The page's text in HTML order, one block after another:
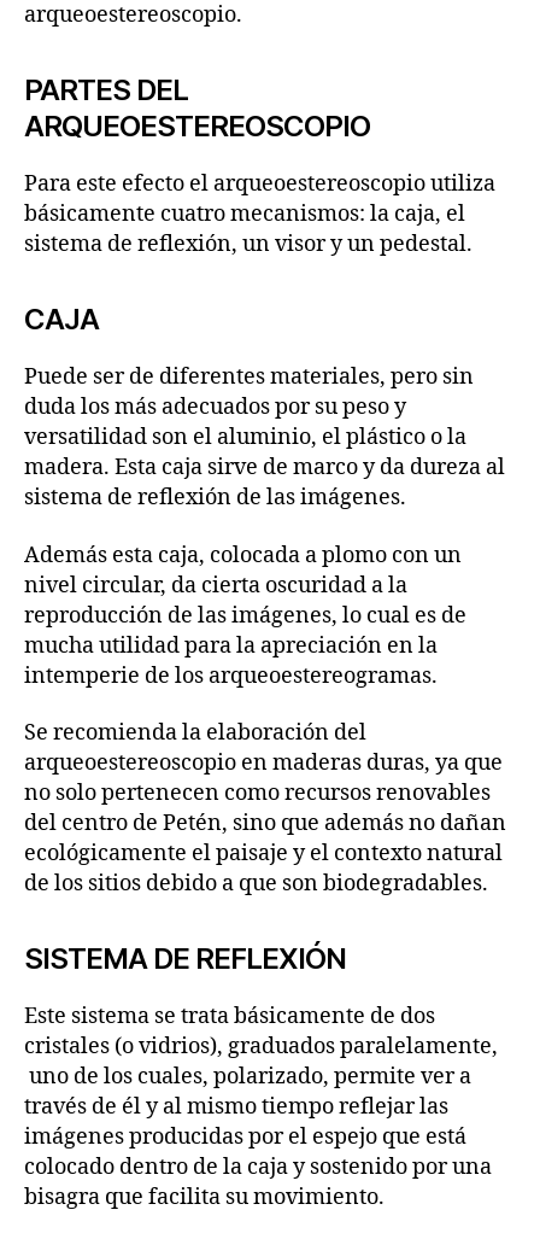
arqueoestereoscopio.
PARTES DEL
ARQUEOESTEREOSCOPIO
Para este efecto el arqueoestereoscopio utiliza
básicamente cuatro mecanismos: la caja, el
sistema de reflexión, un visor y un pedestal.
CAJA
Puede ser de diferentes materiales, pero sin
duda los más adecuados por su peso y
versatilidad son el aluminio, el plástico o la
madera. Esta caja sirve de marco y da dureza al
sistema de reflexión de las imágenes.
Además esta caja, colocada a plomo con un
nivel circular, da cierta oscuridad a la
reproducción de las imágenes, lo cual es de
mucha utilidad para la apreciación en la
intemperie de los arqueoestereogramas.
Se recomienda la elaboración del
arqueoestereoscopio en maderas duras, ya que
no solo pertenecen como recursos renovables
del centro de Petén, sino que además no dañan
ecológicamente el paisaje y el contexto natural
de los sitios debido a que son biodegradables.
SISTEMA DE REFLEXIÓN
Este sistema se trata básicamente de dos
cristales (o vidrios), graduados paralelamente,
uno de los cuales, polarizado, permite ver a
través de él y al mismo tiempo reflejar las
imágenes producidas por el espejo que está
colocado dentro de la caja y sostenido por una
bisagra que facilita su movimiento.